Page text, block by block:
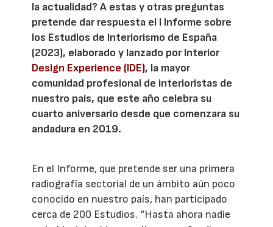
la actualidad? A estas y otras preguntas
pretende dar respuesta el I Informe sobre
los Estudios de Interiorismo de España
(2023), elaborado y lanzado por Interior
Design Experience (IDE), la mayor
comunidad profesional de interioristas de
nuestro país, que este año celebra su
cuarto aniversario desde que comenzara su
andadura en 2019.
En el Informe, que pretende ser una primera
radiografía sectorial de un ámbito aún poco
conocido en nuestro país, han participado
cerca de 200 Estudios. “Hasta ahora nadie